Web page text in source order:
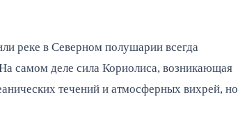
реке в Северном полушарии всегда
самом деле сила Кориолиса, возникающая
течений и атмосферных вихрей, но